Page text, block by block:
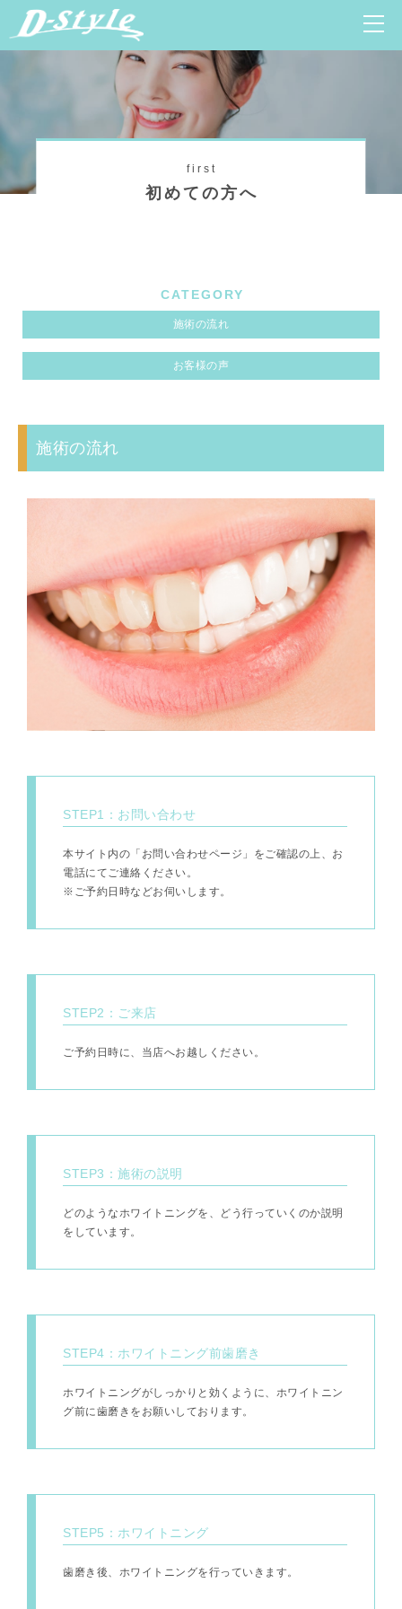
first
初めての方へ
CATEGORY
施術の流れ
お客様の声
施術の流れ
STEP1：お問い合わせ
本サイト内の「お問い合わせページ」をご確認の上、お
電話にてご連絡ください。
※ご予約日時などお伺いします。
STEP2：ご来店
ご予約日時に、当店へお越しください。
STEP3：施術の説明
どのようなホワイトニングを、どう行っていくのか説明
をしています。
STEP4：ホワイトニング前歯磨き
ホワイトニングがしっかりと効くように、ホワイトニン
グ前に歯磨きをお願いしております。
STEP5：ホワイトニング
歯磨き後、ホワイトニングを行っていきます。